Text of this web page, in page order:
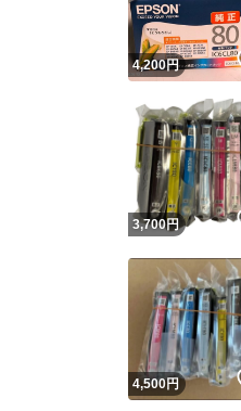
4,200円
3,700円
4,500円